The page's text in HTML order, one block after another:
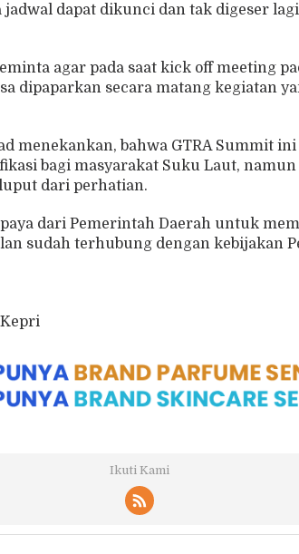
jadwal dapat dikunci dan tak digeser
agar pada saat kick off meeting
dipaparkan secara matang kegiatan
menekankan, bahwa GTRA Summit
bagi masyarakat Suku Laut,
dari perhatian.
dari Pemerintah Daerah untuk
sudah terhubung dengan kebijakan
Ikuti Kami